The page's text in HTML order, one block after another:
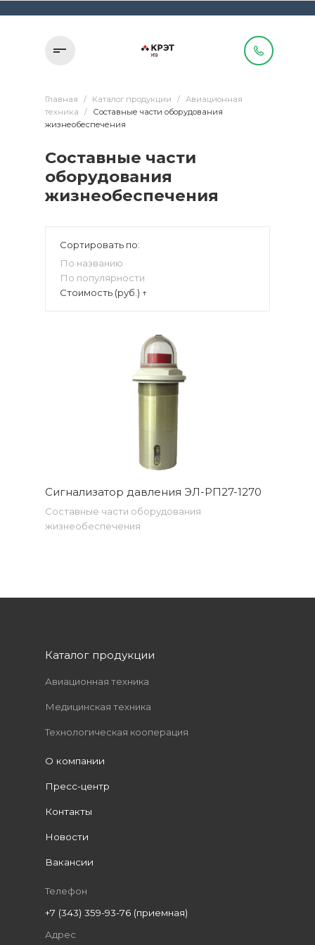
Главная / Каталог продукции / Авиационная
техника
/
Составные части оборудования
жизнеобеспечения
Составные части
оборудования
жизнеобеспечения
Сортировать по:
По названию
По популярности
Стоимость (руб.) ↑
Сигнализатор давления ЭЛ-РП27-1270
Составные части оборудования
жизнеобеспечения
Каталог продукции
Авиационная техника
Медицинская техника
Технологическая кооперация
О компании
Пресс-центр
Контакты
Новости
Вакансии
Телефон
+7 (343) 359-93-76 (приемная)
Адрес